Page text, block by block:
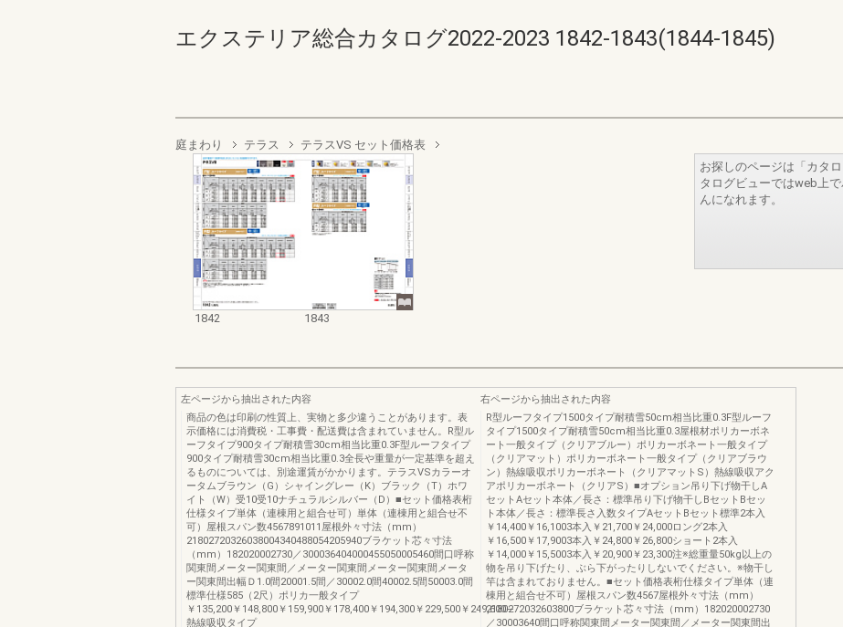
エクステリア総合カタログ2022-2023 1842-1843(1844-1845)
庭まわり テラス テラスVS セット価格表
1842 1843
お探しのページは「カタ
タログビューではweb上
んになれます。
左ページから抽出された内容
商品の色は印刷の性質上、実物と多少違うことがあります。表
示価格には消費税・工事費・配送費は含まれていません。R型ル
ーフタイプ900タイプ耐積雪30cm相当比重0.3F型ルーフタイプ
900タイプ耐積雪30cm相当比重0.3全長や重量が一定基準を超え
るものについては、別途運賃がかかります。テラスVSカラーオ
ータムブラウン（G）シャイングレー（K）ブラック（T）ホワ
イト（W）受10受10ナチュラルシルバー（D）■セット価格表桁
仕様タイプ単体（連棟用と組合せ可）単体（連棟用と組合せ不
可）屋根スパン数4567891011屋根外々寸法（mm）
21802720326038004340488054205940ブラケット芯々寸法
（mm）182020002730／300036404000455050005460間口呼称
関東間メーター関東間／メーター関東間メーター関東間メータ
ー関東間出幅Ｄ1.0間20001.5間／30002.0間40002.5間50003.0間
標準仕様585（2尺）ポリカ一般タイプ
￥135,200￥148,800￥159,900￥178,400￥194,300￥229,500￥249,600―
熱線吸収タイプ
右ページから抽出された内容
R型ルーフタイプ1500タイプ耐積雪50cm相当比重0.3F型ルーフ
タイプ1500タイプ耐積雪50cm相当比重0.3屋根材ポリカーボネ
ート一般タイプ（クリアブルー）ポリカーボネート一般タイプ
（クリアマット）ポリカーボネート一般タイプ（クリアブラウ
ン）熱線吸収ポリカーボネート（クリアマットS）熱線吸収アク
アポリカーボネート（クリアS）■オプション吊り下げ物干しA
セットAセット本体／長さ：標準吊り下げ物干しBセットBセッ
ト本体／長さ：標準長さ入数タイプAセットBセット標準2本入
￥14,400￥16,1003本入￥21,700￥24,000ロング2本入
￥16,500￥17,9003本入￥24,800￥26,800ショート2本入
￥14,000￥15,5003本入￥20,900￥23,300注※総重量50kg以上の
物を吊り下げたり、ぶら下がったりしないでください。※物干し
竿は含まれておりません。■セット価格表桁仕様タイプ単体（連
棟用と組合せ不可）屋根スパン数4567屋根外々寸法（mm）
2180272032603800ブラケット芯々寸法（mm）182020002730
／30003640間口呼称関東間メーター関東間／メーター関東間出